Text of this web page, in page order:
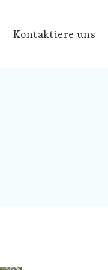
Kontaktiere uns